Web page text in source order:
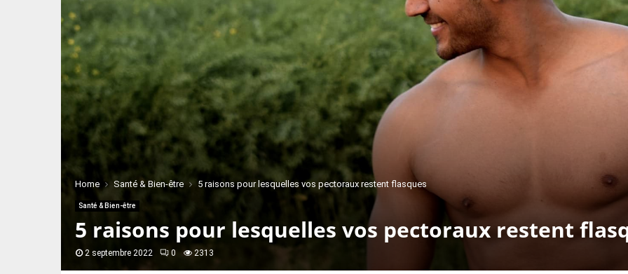
Home Santé & Bien-être 5 raisons pour lesquelles vos pectoraux restent flasques
Santé & Bien-être
5 raisons pour lesquelles vos pectoraux restent
2 septembre 2022 0 2313